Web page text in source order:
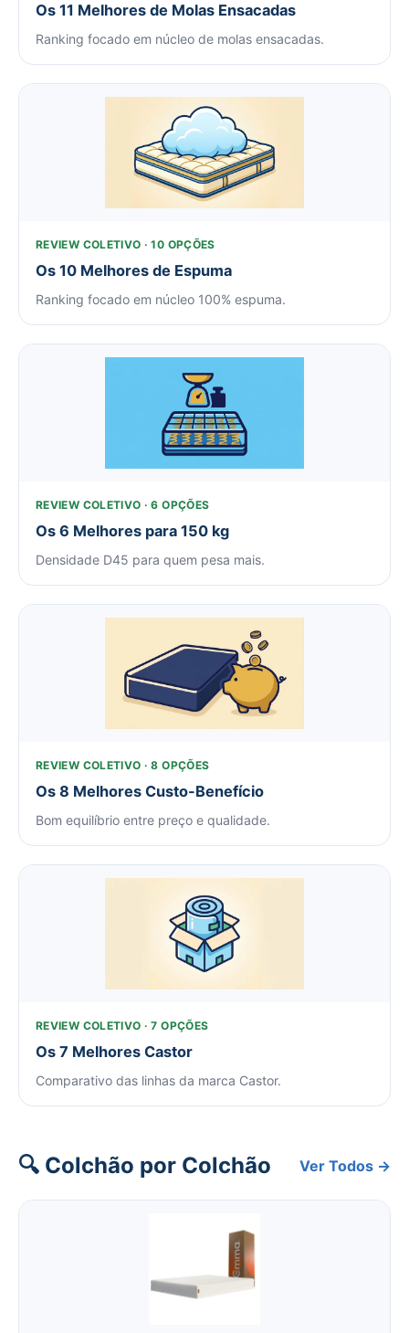
Os 11 Melhores de Molas Ensacadas
Ranking focado em núcleo de molas ensacadas.
REVIEW COLETIVO · 10 OPÇÕES
Os 10 Melhores de Espuma
Ranking focado em núcleo 100% espuma.
REVIEW COLETIVO · 6 OPÇÕES
Os 6 Melhores para 150 kg
Densidade D45 para quem pesa mais.
REVIEW COLETIVO · 8 OPÇÕES
Os 8 Melhores Custo-Benefício
Bom equilíbrio entre preço e qualidade.
REVIEW COLETIVO · 7 OPÇÕES
Os 7 Melhores Castor
Comparativo das linhas da marca Castor.
🔍 Colchão por Colchão Ver Todos →